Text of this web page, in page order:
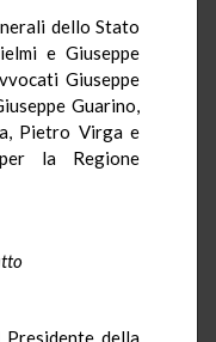
dello Stato
e Giuseppe
Giuseppe
Guarino,
Pietro Virga e
la Regione
della